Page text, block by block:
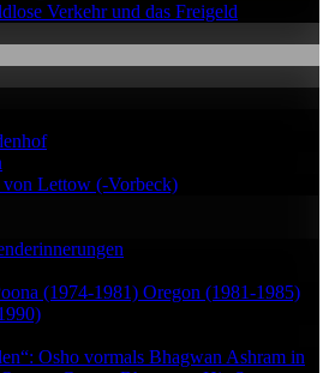
Verkehr und das Freigeld
von Lettow (-Vorbeck)
(1974-1981) Oregon (1981-1985)
Osho vormals Bhagwan Ashram in